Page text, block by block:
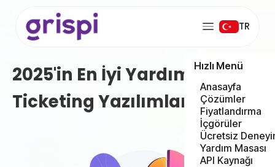
TR
Hızlı Menü
Anasayfa
Çözümler
Fiyatlandırma
İçgörüler
Ücretsiz
Yardım Masası
API Kaynağı
2025'in En İyi Yardım Masası
Ticketing Yazılımları